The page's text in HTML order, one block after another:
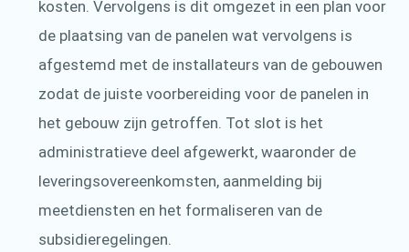
kosten. Vervolgens is dit omgezet in een plan voor
de plaatsing van de panelen wat vervolgens is
afgestemd met de installateurs van de gebouwen
zodat de juiste voorbereiding voor de panelen in
het gebouw zijn getroffen. Tot slot is het
administratieve deel afgewerkt, waaronder de
leveringsovereenkomsten, aanmelding bij
meetdiensten en het formaliseren van de
subsidieregelingen.